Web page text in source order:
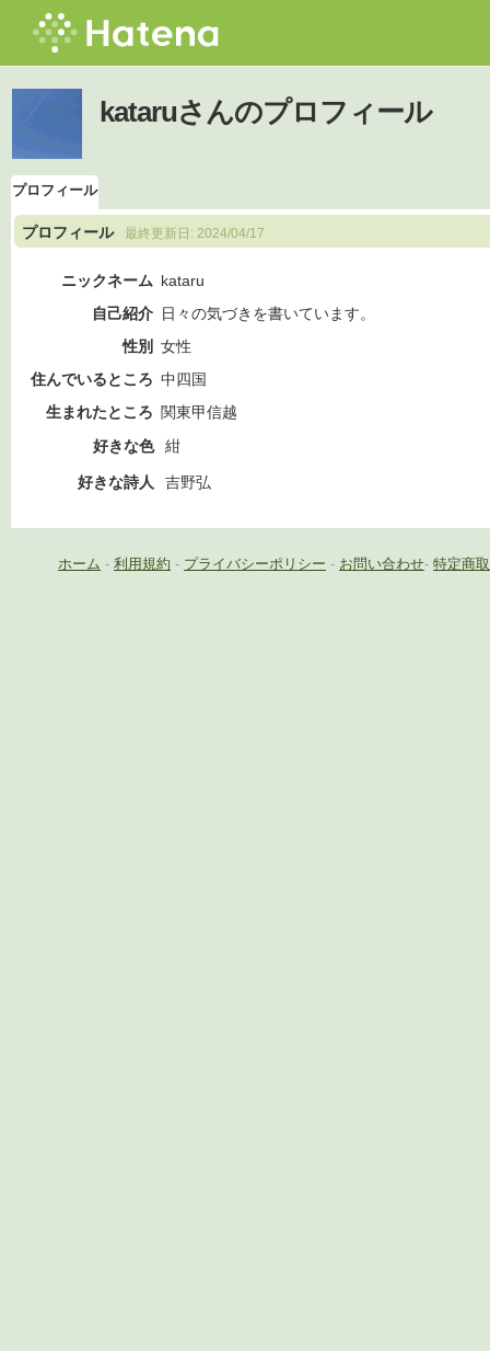
kataruさんのプロフィール
プロフィール
プロフィール 最終更新日: 2024/04/17
ニックネーム kataru
自己紹介 日々の気づきを書いています。
性別
女性
住んでいるところ 中四国
生まれたところ 関東甲信越
好きな色
紺
好きな詩人 吉野弘
ホーム - 利用規約 - プライバシーポリシー - お問い合わせ- 特定商